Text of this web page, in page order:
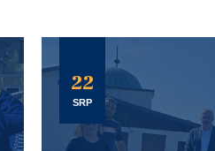
22
SRP